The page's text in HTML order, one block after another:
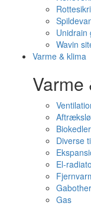
Unidrain
Wavin
Varme & klima
Varme
Biokedler
Diverse
El-
Gas